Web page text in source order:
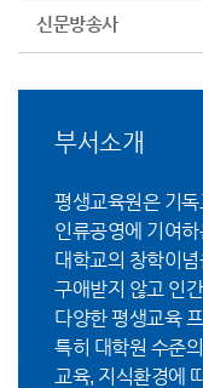
신문방송사
부서소개
평생교육원은 기
인류공영에 기여
대학교의 창학이념
구애받지 않고 인
다양한 평생교육
특히 대학원 수준
교육, 지식환경에